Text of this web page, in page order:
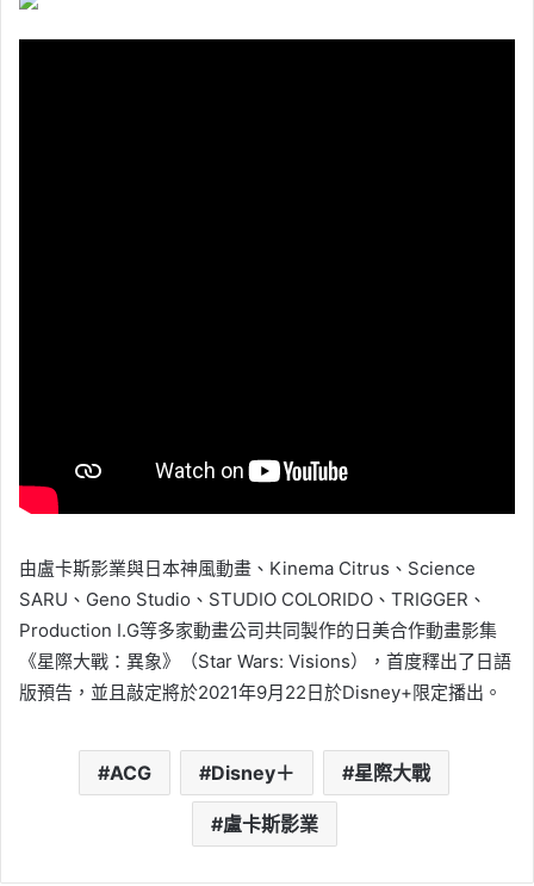
由盧卡斯影業與日本神風動畫、Kinema Citrus、Science
SARU、Geno Studio、STUDIO COLORIDO、TRIGGER、
Production I.G等多家動畫公司共同製作的日美合作動畫影集
《星際大戰：異象》（Star Wars: Visions），首度釋出了日語
版預告，並且敲定將於2021年9月22日於Disney+限定播出。
ACG Disney＋ 星際大戰
盧卡斯影業